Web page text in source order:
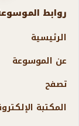
روابط
الرئيسية
عن الموسوعة
تصفح
المكتبة